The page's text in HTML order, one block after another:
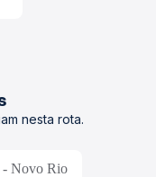
nesta rota.
- Novo Rio